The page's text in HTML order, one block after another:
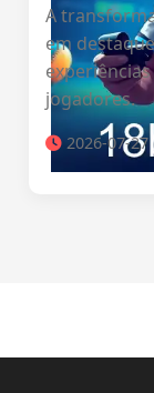
A
em
jogadores.
2026-07-27